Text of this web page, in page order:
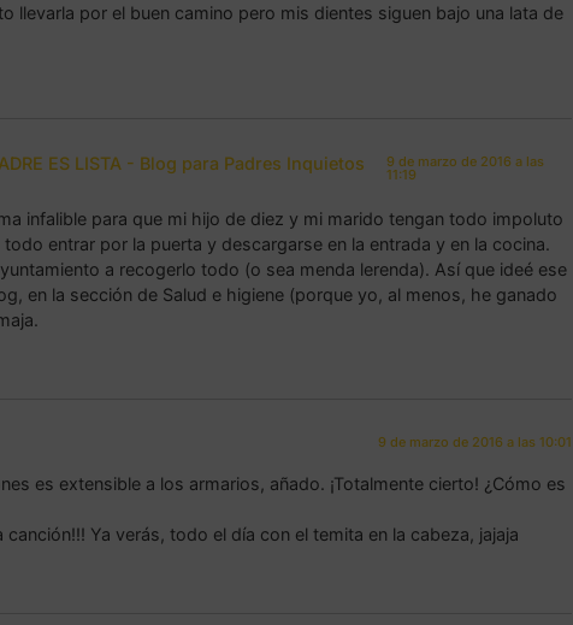
llevarla por el buen camino pero mis dientes siguen bajo una lata de
ES LISTA - Blog para Padres Inquietos
9 de marzo de 2016 a las
11:19
infalible para que mi hijo de diez y mi marido tengan todo impoluto
entrar por la puerta y descargarse en la entrada y en la cocina.
a recogerlo todo (o sea menda lerenda). Así que ideé ese
en la sección de Salud e higiene (porque yo, al menos, he ganado
9 de marzo de 2016 a las 10:01
es extensible a los armarios, añado. ¡Totalmente cierto! ¿Cómo es
Ya verás, todo el día con el temita en la cabeza, jajaja